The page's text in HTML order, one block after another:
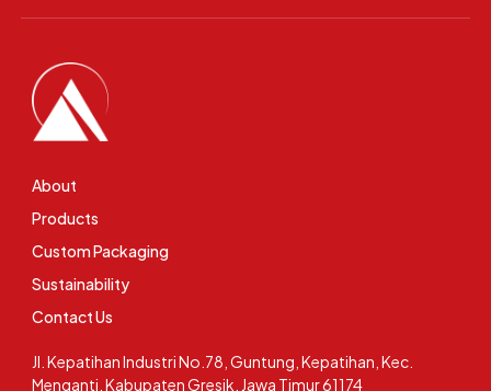
Jl. Kepatihan Industri No.78, Guntung, Kepatihan, Kec.
Menganti, Kabupaten Gresik, Jawa Timur 61174
About
Products
Custom Packaging
Sustainability
Contact Us